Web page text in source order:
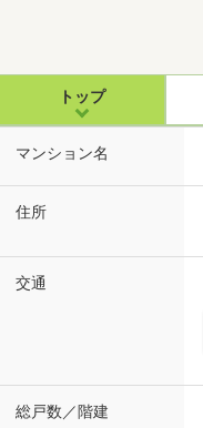
トップ
マンション名
住所
交通
総戸数／階建